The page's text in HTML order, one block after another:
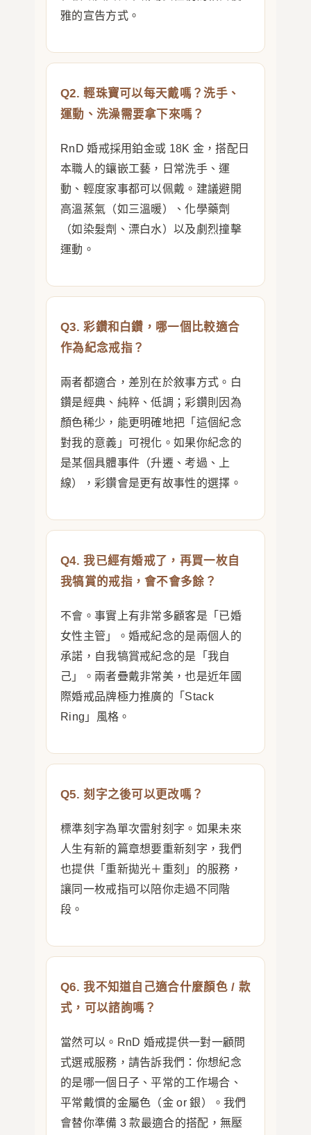
雅的宣告方式。
Q2. 輕珠寶可以每天戴嗎？洗手、
運動、洗澡需要拿下來嗎？
RnD 婚戒採用鉑金或 18K 金，搭配日
本職人的鑲嵌工藝，日常洗手、運
動、輕度家事都可以佩戴。建議避開
高溫蒸氣（如三溫暖）、化學藥劑
（如染髮劑、漂白水）以及劇烈撞擊
運動。
Q3. 彩鑽和白鑽，哪一個比較適合
作為紀念戒指？
兩者都適合，差別在於敘事方式。白
鑽是經典、純粹、低調；彩鑽則因為
顏色稀少，能更明確地把「這個紀念
對我的意義」可視化。如果你紀念的
是某個具體事件（升遷、考過、上
線），彩鑽會是更有故事性的選擇。
Q4. 我已經有婚戒了，再買一枚自
我犒賞的戒指，會不會多餘？
不會。事實上有非常多顧客是「已婚
女性主管」。婚戒紀念的是兩個人的
承諾，自我犒賞戒紀念的是「我自
己」。兩者疊戴非常美，也是近年國
際婚戒品牌極力推廣的「Stack
Ring」風格。
Q5. 刻字之後可以更改嗎？
標準刻字為單次雷射刻字。如果未來
人生有新的篇章想要重新刻字，我們
也提供「重新拋光＋重刻」的服務，
讓同一枚戒指可以陪你走過不同階
段。
Q6. 我不知道自己適合什麼顏色 / 款
式，可以諮詢嗎？
當然可以。RnD 婚戒提供一對一顧問
式選戒服務，請告訴我們：你想紀念
的是哪一個日子、平常的工作場合、
平常戴慣的金屬色（金 or 銀）。我們
會替你準備 3 款最適合的搭配，無壓